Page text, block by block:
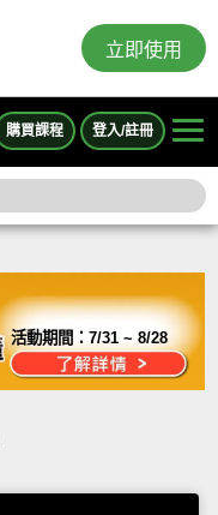
立即使用
購買課程 登入/註冊
活動期間：7/31 ~ 8/28